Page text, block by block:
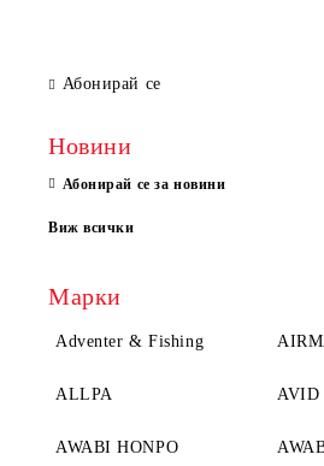
Абонирай се
Новини
Абонирай се за новини
Виж всички
Марки
Adventer & Fishing
ALLPA AVID
AWABI HONPO